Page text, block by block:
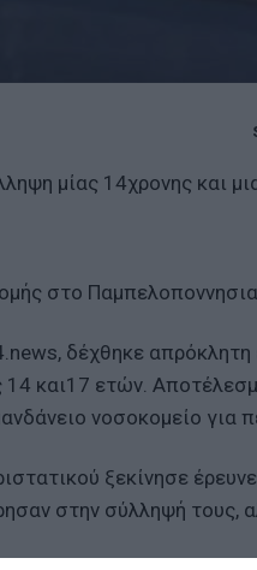
μίας 14χρονης και
στο
δέχθηκε απρόκλητη
και17 ετών.
νοσοκομείο για
ξεκίνησε
στην σύλληψή τους,